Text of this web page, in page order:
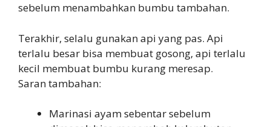
sebelum menambahkan bumbu tambahan.
Terakhir, selalu gunakan api yang pas. Api
terlalu besar bisa membuat gosong, api terlalu
kecil membuat bumbu kurang meresap.
Saran tambahan:
Marinasi ayam sebentar sebelum